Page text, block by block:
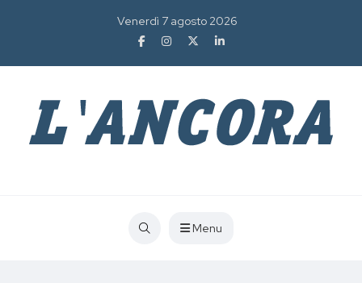
Venerdì 7 agosto 2026
Menu